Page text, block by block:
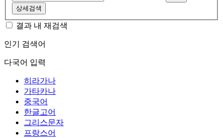
상세검색
결과 내 재검색
인기 검색어
다국어 입력
히라가나
가타카나
중국어
한글고어
그리스문자
프랑스어